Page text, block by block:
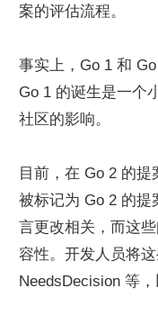
案的评估流程。
事实上，Go 1 和
Go 1 的诞生是一个
社区的影响。
目前，在 Go 2 的
被标记为 Go 2 的提
言更改相关，而这
容性。开发人员将这
NeedsDecision 等